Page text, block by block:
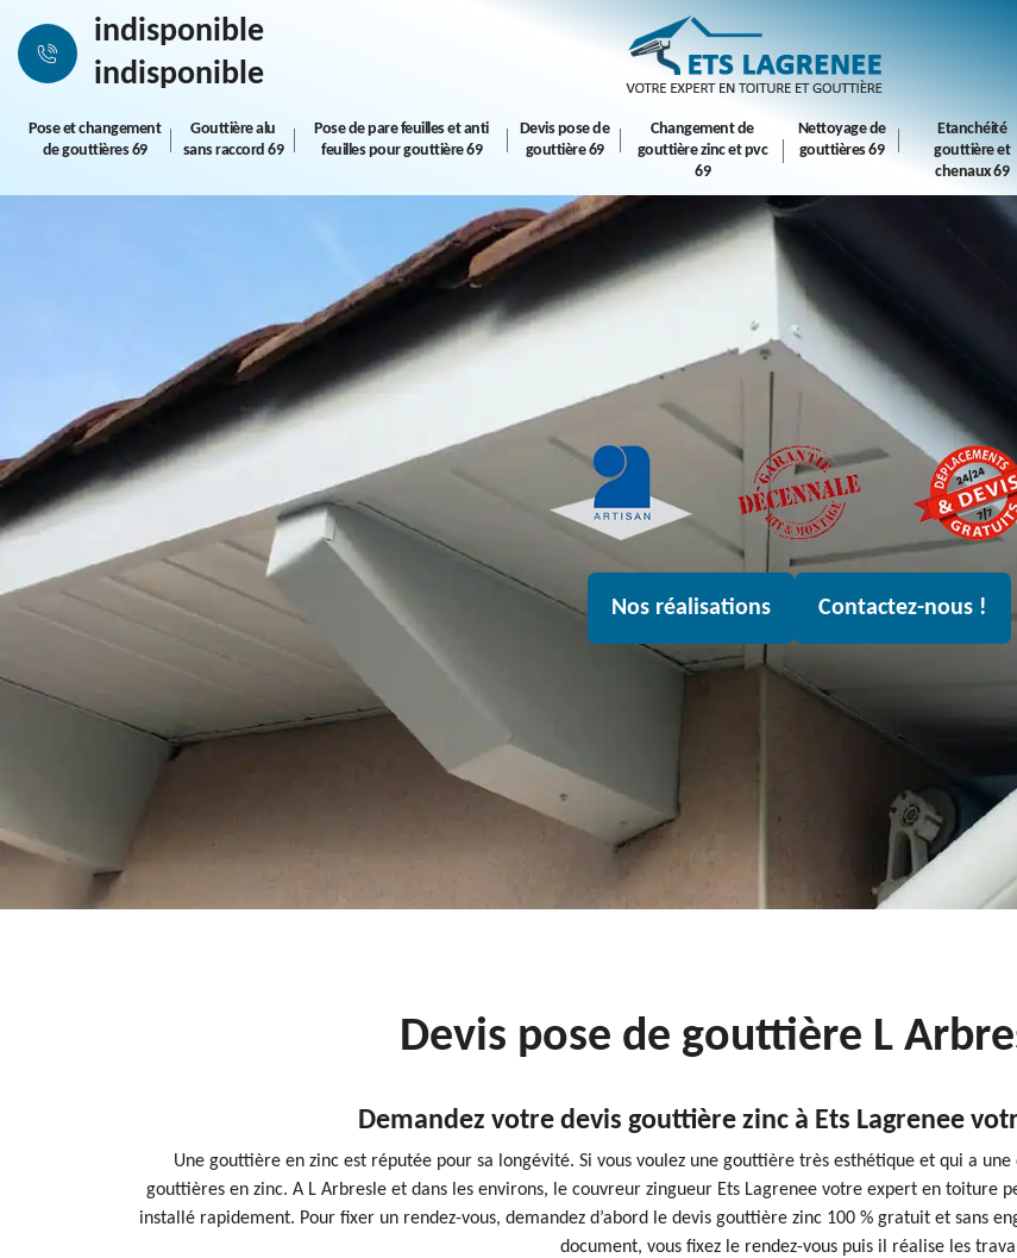
indisponible
indisponible
Pose et changement
de gouttières 69
Gouttière alu
sans raccord 69
Pose de pare feuilles et anti
feuilles pour gouttière 69
Devis pose de
gouttière 69
Changement de
gouttière zinc et pvc
69
Nettoyage de
gouttières 69
Etanchéité
gouttière et
chenaux 69
Nos réalisations Contactez-nous !
Devis pose de gouttière L
Demandez votre devis gouttière zinc à Ets Lagrenee
Une gouttière en zinc est réputée pour sa longévité. Si vous voulez une gouttière très esthétique et qui a
gouttières en zinc. A L Arbresle et dans les environs, le couvreur zingueur Ets Lagrenee votre expert en toiture
installé rapidement. Pour fixer un rendez-vous, demandez d’abord le devis gouttière zinc 100 % gratuit et sans
document, vous fixez le rendez-vous puis il réalise les